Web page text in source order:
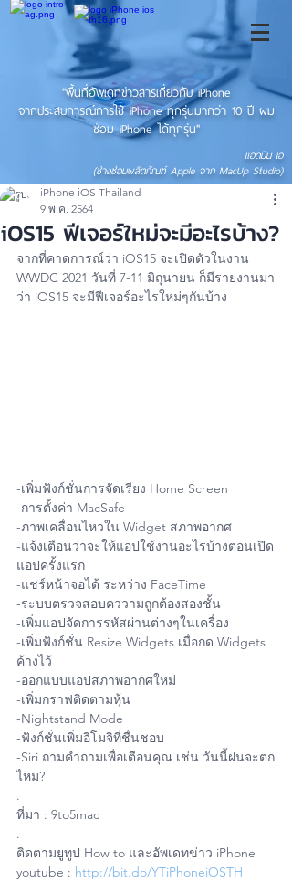
"พื้นที่อัพเดทข่าวสารเกี่ยวกับ iPhone
จากประสบการณ์การใช้ iPhone ทุกรุ่นมากว่า 10 ปี ผม
ซ่อม iPhone ได้ทุกรุ่น"
แอดมิน เอ
(ช่างซ่อมผลิตภัณฑ์ Apple จาก MacUp Studio)
iOS15 ฟีเจอร์ใหม่จะมีอะไรบ้าง?
iPhone iOS Thailand
9 พ.ค. 2564
จากที่คาดการณ์ว่า iOS15 จะเปิดตัวในงาน
WWDC 2021 วันที่ 7-11 มิถุนายน ก็มีรายงานมา
ว่า iOS15 จะมีฟีเจอร์อะไรใหม่ๆกันบ้าง
-เพิ่มฟังก์ชั่นการจัดเรียง Home Screen
-การตั้งค่า MacSafe
-ภาพเคลื่อนไหวใน Widget สภาพอากศ
-แจ้งเตือนว่าจะให้แอปใช้งานอะไรบ้างตอนเปิด
แอปครั้งแรก
-แชร์หน้าจอได้ ระหว่าง FaceTime
-ระบบตรวจสอบคววามถูกต้องสองชั้น
-เพิ่มแอปจัดการรหัสผ่านต่างๆในเครื่อง
-เพิ่มฟังก์ชั่น Resize Widgets เมื่อกด Widgets
ค้างไว้
-ออกแบบแอปสภาพอากศใหม่
-เพิ่มกราฟติดตามหุ้น
-Nightstand Mode
-ฟังก์ชั่นเพิ่มอิโมจิที่ชื่นชอบ
-Siri ถามคำถามเพื่อเตือนคุณ เช่น วันนี้ฝนจะตก
ไหม?
.
ที่มา : 9to5mac
.
ติดตามยูทูป How to และอัพเดทข่าว iPhone
youtube : http://bit.do/YTiPhoneiOSTH